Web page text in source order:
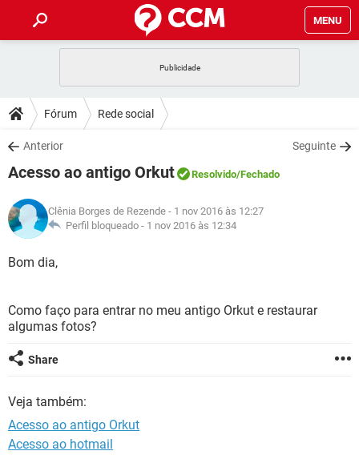
MENU
CELULAR
OUTLOOK
INSTAGRAM GMAIL
GUIA DE COMPRAS
DICAS
JOGOS
INSTAGRAM GMAIL
GUIA DE COMPRAS
DOWNLOADS
JOGOS WHATSAPP
CELULAR
OUTLOOK EXCEL
INSTAGRAM
JOGOS WHATSAPP
CELULAR
OUTLOOK
GUIA DE COMPRAS
GLOSSÁRIO
JOGOS
OUTLOOK EXCEL
INSTAGRAM
GUIA DE COMPRAS
Fórum Rede social
Anterior Seguinte
Acesso ao antigo Orkut Resolvido/Fechado
Clênia Borges de Rezende - 1 nov 2016 às 12:27
Perfil bloqueado - 1 nov 2016 às 12:34
Bom dia,
Como faço para entrar no meu antigo Orkut e restaurar
algumas fotos?
Share
Veja também:
Acesso ao antigo Orkut
Acesso ao hotmail